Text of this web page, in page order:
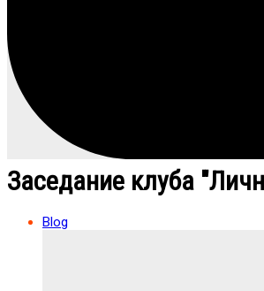
Заседание клуба
Blog